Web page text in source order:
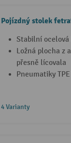
Pojízdný stolek
Stabilní
Ložná plocha z
přesně lícovala
Pneumatiky
4 Varianty